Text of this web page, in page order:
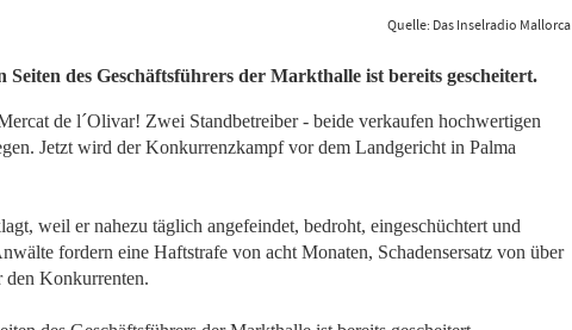
Quelle: Das Inselradio Mallorca
des Geschäftsführers der Markthalle ist bereits gescheitert.
de l´Olivar! Zwei Standbetreiber - beide verkaufen hochwertigen
Jetzt wird der Konkurrenzkampf vor dem Landgericht in Palma
weil er nahezu täglich angefeindet, bedroht, eingeschüchtert und
fordern eine Haftstrafe von acht Monaten, Schadensersatz von über
Konkurrenten.